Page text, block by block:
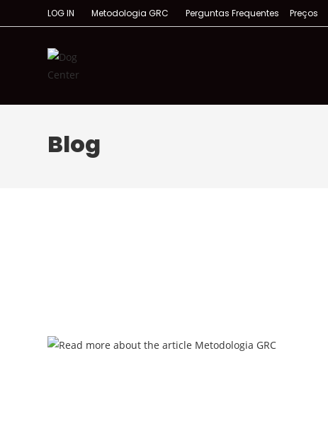
LOG IN Metodologia GRC Perguntas Frequentes Preços
Blog